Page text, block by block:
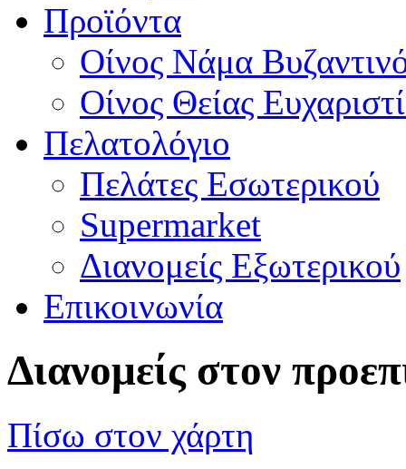
Προϊόντα
Οίνος Νάμα
Οίνος Θείας
Πελατολόγιο
Πελάτες Εσωτερικού
Supermarket
Διανομείς Εξωτερικού
Επικοινωνία
Διανομείς στον
Πίσω στον χάρτη